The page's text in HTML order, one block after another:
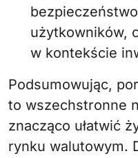
użytkowników,
w kontekście
Podsumowując,
to wszechstronne
znacząco ułatwić
rynku walutowym.